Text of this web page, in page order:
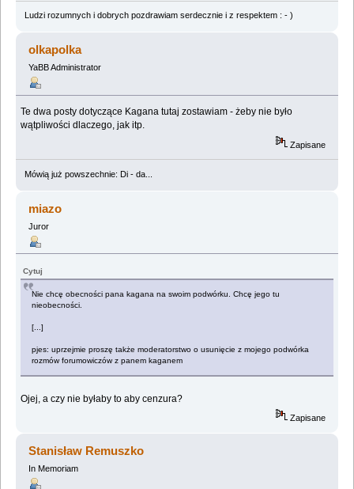
Ludzi rozumnych i dobrych pozdrawiam serdecznie i z respektem : - )
olkapolka
YaBB Administrator
Te dwa posty dotyczące Kagana tutaj zostawiam - żeby nie było
wątpliwości dlaczego, jak itp.
Zapisane
Mówią już powszechnie: Di - da...
miazo
Juror
Cytuj
Nie chcę obecności pana kagana na swoim podwórku. Chcę jego tu
nieobecności.
[...]
pjes: uprzejmie proszę także moderatorstwo o usunięcie z mojego podwórka
rozmów forumowiczów z panem kaganem
Ojej, a czy nie byłaby to aby cenzura?
Zapisane
Stanisław Remuszko
In Memoriam